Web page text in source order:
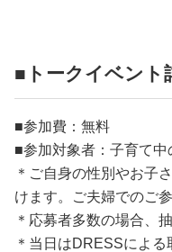
■トークイベント
■参加費：無料
■参加対象者：子育て中
＊ご自身の性別やお子
けます。ご夫婦でのご
＊応募者多数の場合、
＊当日はDRESSによ